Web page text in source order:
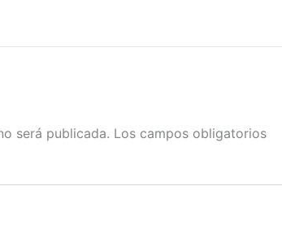
será publicada. Los campos obligatorios